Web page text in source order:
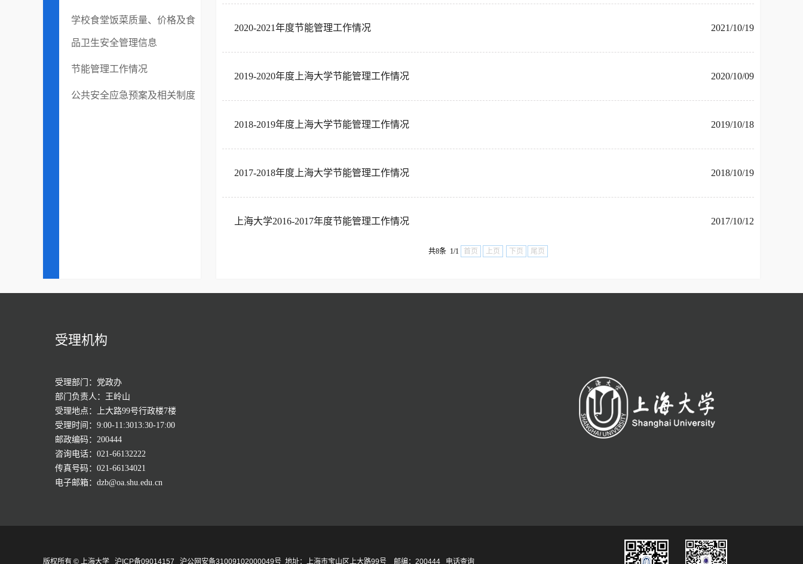
学校食堂饭菜质量、价格及食
品卫生安全管理信息
节能管理工作情况
公共安全应急预案及相关制度
2020-2021年度节能管理工作情况 2021/10/19
2019-2020年度上海大学节能管理工作情况 2020/10/09
2018-2019年度上海大学节能管理工作情况 2019/10/18
2017-2018年度上海大学节能管理工作情况 2018/10/19
上海大学2016-2017年度节能管理工作情况 2017/10/12
共8条 1/1 首页 上页 下页 尾页
受理机构
受理部门：党政办
部门负责人：王岭山
受理地点：上大路99号行政楼7楼
受理时间：9:00-11:3013:30-17:00
邮政编码：200444
咨询电话：021-66132222
传真号码：021-66134021
电子邮箱：dzb@oa.shu.edu.cn
版权所有 © 上海大学 沪ICP备09014157 沪公网安备31009102000049号 地址：上海市宝山区上大路99号 邮编：200444 电话查询